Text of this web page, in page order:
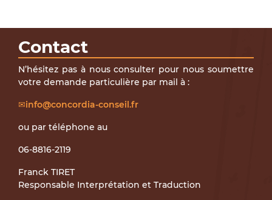
Contact
N’hésitez pas à nous consulter pour nous soumettre
votre demande particulière par mail à :
info@concordia-conseil.fr
ou par téléphone au
06-8816-2119
Franck TIRET
Responsable Interprétation et Traduction